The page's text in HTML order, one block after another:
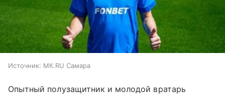
Источник: МК.RU Самара
Опытный полузащитник и молодой вратарь